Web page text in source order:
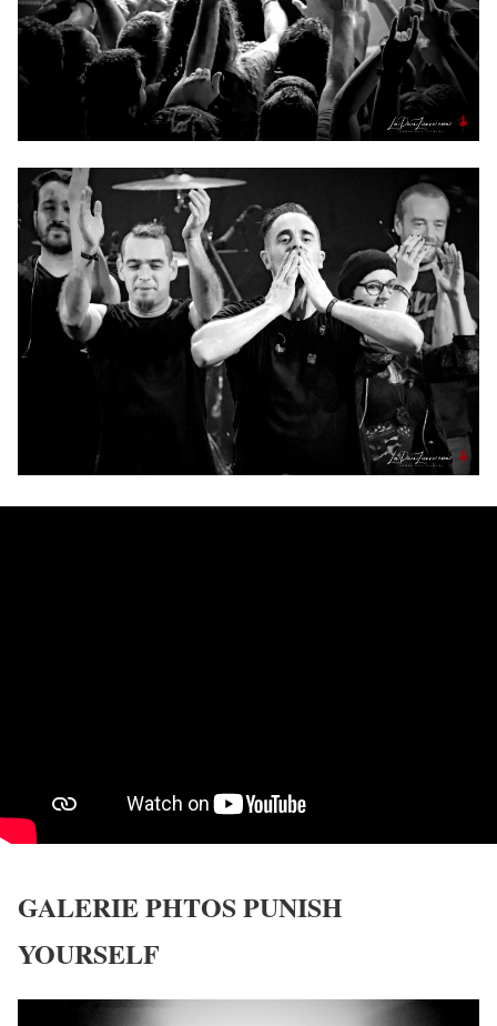
GALERIE PHTOS PUNISH
YOURSELF